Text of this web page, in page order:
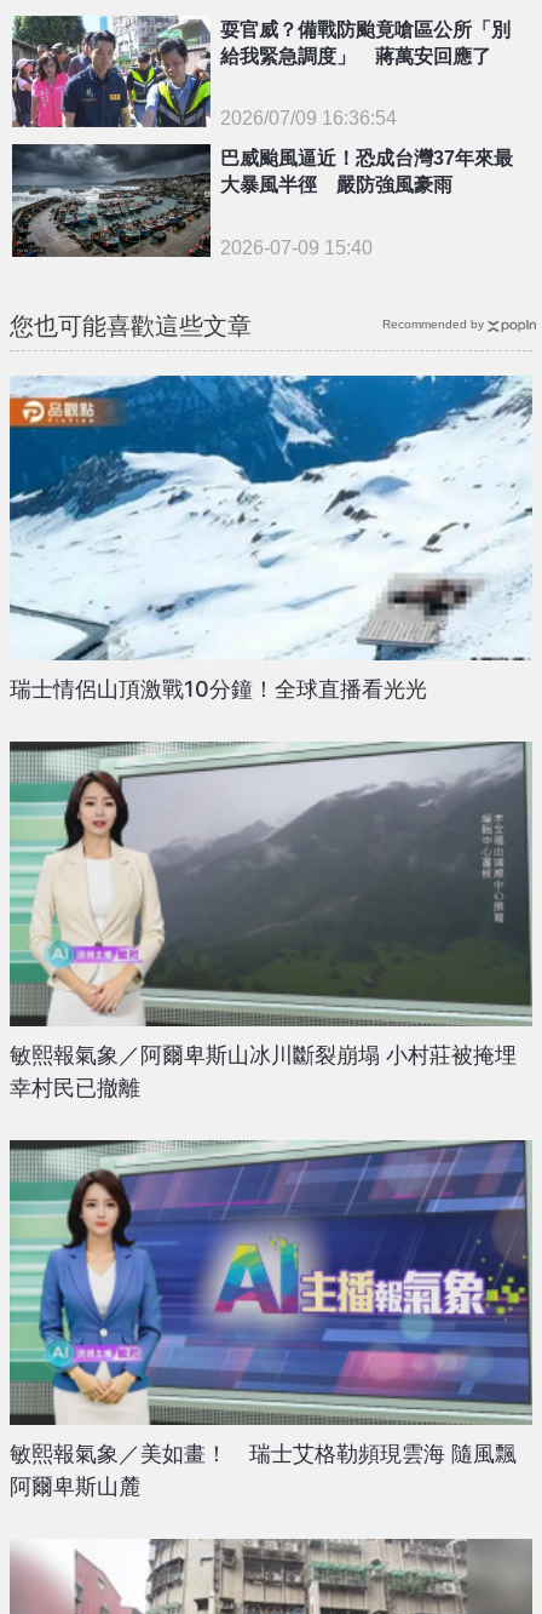
{PLAYICON}
耍官威？備戰防颱竟嗆區公所「別
給我緊急調度」 蔣萬安回應了
2026/07/09 16:36:54
巴威颱風逼近！恐成台灣37年來最
大暴風半徑 嚴防強風豪雨
2026-07-09 15:40
您也可能喜歡這些文章
瑞士情侶山頂激戰10分鐘！全球直播看光光
敏熙報氣象／阿爾卑斯山冰川斷裂崩塌 小村莊被掩埋
幸村民已撤離
敏熙報氣象／美如畫！ 瑞士艾格勒頻現雲海 隨風飄
阿爾卑斯山麓
Recommended by